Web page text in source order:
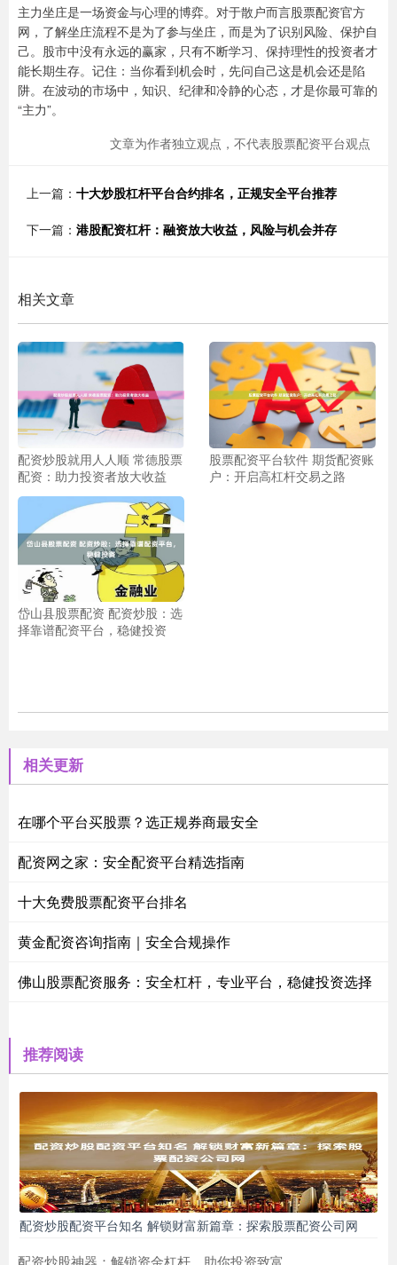
主力坐庄是一场资金与心理的博弈。对于散户而言股票配资官方
网，了解坐庄流程不是为了参与坐庄，而是为了识别风险、保护自
己。股市中没有永远的赢家，只有不断学习、保持理性的投资者才
能长期生存。记住：当你看到机会时，先问自己这是机会还是陷
阱。在波动的市场中，知识、纪律和冷静的心态，才是你最可靠的
“主力”。
文章为作者独立观点，不代表股票配资平台观点
上一篇： 十大炒股杠杆平台合约排名，正规安全平台推荐
下一篇： 港股配资杠杆：融资放大收益，风险与机会并存
相关文章
配资炒股就用人人顺 常德股票
配资：助力投资者放大收益
股票配资平台软件 期货配资账
户：开启高杠杆交易之路
岱山县股票配资 配资炒股：选
择靠谱配资平台，稳健投资
相关更新
在哪个平台买股票？选正规券商最安全
配资网之家：安全配资平台精选指南
十大免费股票配资平台排名
黄金配资咨询指南｜安全合规操作
佛山股票配资服务：安全杠杆，专业平台，稳健投资选择
推荐阅读
配资炒股配资平台知名 解锁财富新篇章：探索股票配资公司网